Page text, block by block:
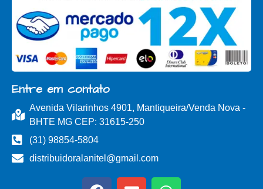
Entre em contato
Avenida Vilarinhos 4901, Mantiqueira/Venda Nova -
BHTE MG CEP: 31615-250
(31) 98854-5804
distribuidoralanitel@gmail.com